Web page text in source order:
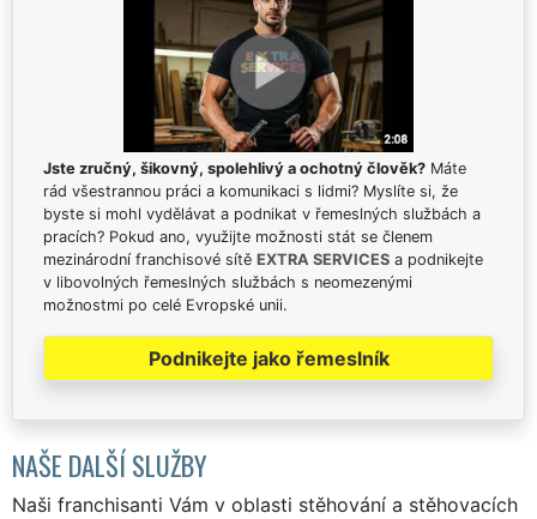
Jste zručný, šikovný, spolehlivý a ochotný člověk? Máte
rád všestrannou práci a komunikaci s lidmi? Myslíte si, že
byste si mohl vydělávat a podnikat v řemeslných službách a
pracích? Pokud ano, využijte možnosti stát se členem
mezinárodní franchisové sítě EXTRA SERVICES a podnikejte
v libovolných řemeslných službách s neomezenými
možnostmi po celé Evropské unii.
Podnikejte jako řemeslník
NAŠE DALŠÍ SLUŽBY
Naši franchisanti Vám v oblasti stěhování a stěhovacích